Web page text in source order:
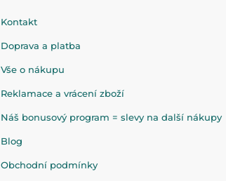
Kontakt
Doprava a platba
Vše o nákupu
Reklamace a vrácení zboží
Náš bonusový program = slevy na další nákupy
Blog
Obchodní podmínky